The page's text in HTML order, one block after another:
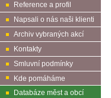
Reference a profil
Napsali o nás naši klienti
Archiv vybraných akcí
Kontakty
Smluvní podmínky
Kde pomáháme
Databáze měst a obcí